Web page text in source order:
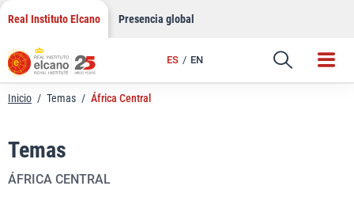
Saltar
contenido
Real Instituto Elcano Presencia global
ES EN
Inicio / Temas / África Central
Temas
ÁFRICA CENTRAL